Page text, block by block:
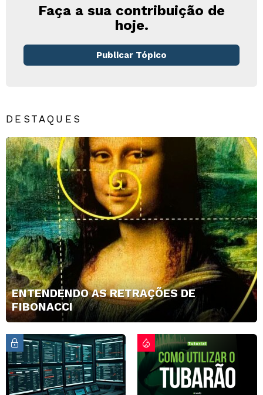
Faça a sua contribuição de
hoje.
Publicar Tópico
DESTAQUES
ENTENDENDO AS RETRAÇÕES DE
FIBONACCI